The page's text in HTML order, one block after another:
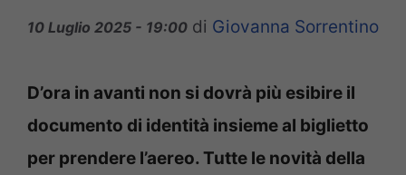
10 Luglio 2025 - 19:00 di Giovanna Sorrentino
D’ora in avanti non si dovrà più esibire il
documento di identità insieme al biglietto
per prendere l’aereo. Tutte le novità della